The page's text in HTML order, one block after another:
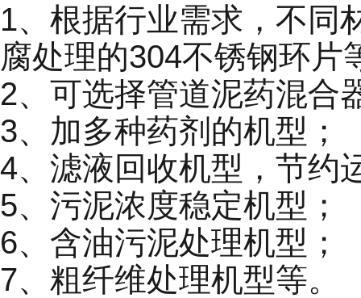
1、根据行业需求，不同
腐处理的304不锈钢环片
2、可选择管道泥药混合
3、加多种药剂的机型；
4、滤液回收机型，节约
5、污泥浓度稳定机型；
6、含油污泥处理机型；
7、粗纤维处理机型等。